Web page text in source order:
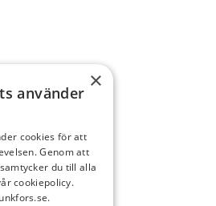
×
använder
cookies för att
Genom att
du till alla
cookiepolicy.